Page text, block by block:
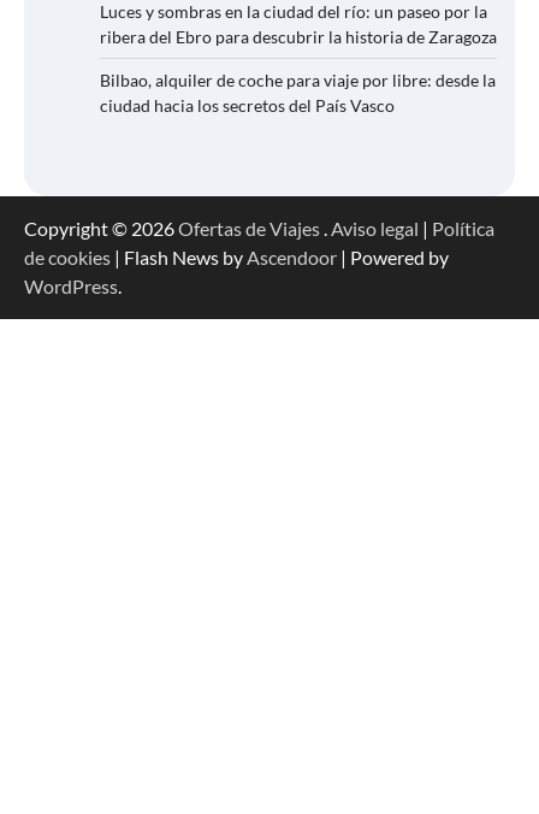
Luces y sombras en la ciudad del río: un paseo por la
ribera del Ebro para descubrir la historia de Zaragoza
Bilbao, alquiler de coche para viaje por libre: desde la
ciudad hacia los secretos del País Vasco
Copyright © 2026Ofertas de Viajes.Aviso legal | Política
de cookies | Flash News byAscendoor | Powered by
WordPress.